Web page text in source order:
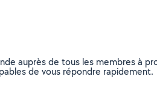
auprès de tous les membres à
de vous répondre rapidement.